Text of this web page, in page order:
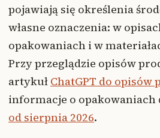
pojawiają się określenia
własne oznaczenia: w
opakowaniach i w
Przy przeglądzie opisów
artykuł ChatGPT do opisów
informacje o opakowaniach
od sierpnia 2026.